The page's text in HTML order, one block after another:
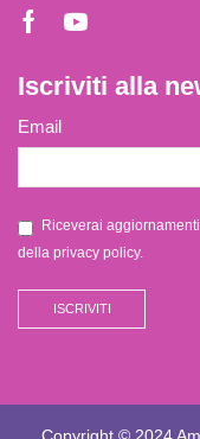
Iscriviti alla
Email
Riceverai
della privacy policy.